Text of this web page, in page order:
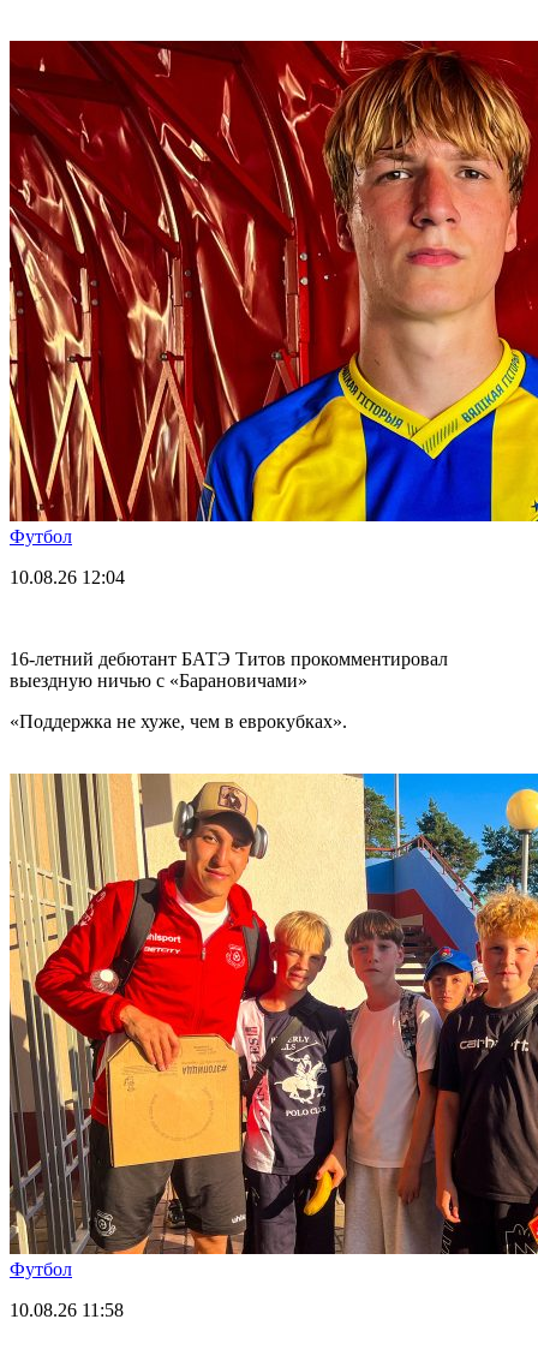
Футбол
10.08.26 12:04
16-летний дебютант БАТЭ Титов прокомментировал
выездную ничью с «Барановичами»
«Поддержка не хуже, чем в еврокубках».
Футбол
10.08.26 11:58